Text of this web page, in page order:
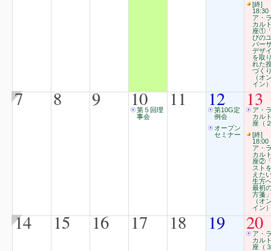
[終]
18:30
ア・
カル
座①
びの
バー
デザ
を取
れた
づく
（オ
イン
7 8 9 10
第５回理
事会
11 12
第10G定
例会
オープン
セミナー
13
ア・
カル
座（
[終]
18:00
ア・
カル
座②
スト
えた
生方
最初
方箋
（オ
イン
14 15 16 17 18 19 20
ア・
カル
座（